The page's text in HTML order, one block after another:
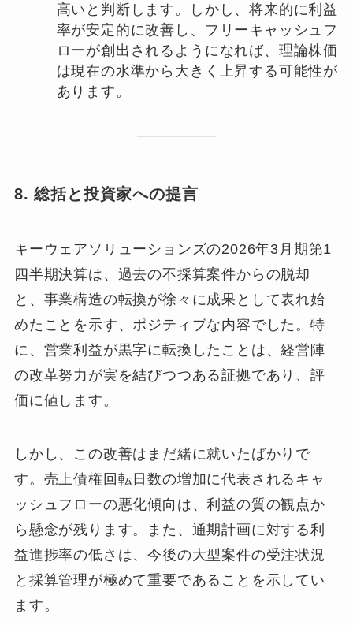
高いと判断します。しかし、将来的に利益
率が安定的に改善し、フリーキャッシュフ
ローが創出されるようになれば、理論株価
は現在の水準から大きく上昇する可能性が
あります。
8. 総括と投資家への提言
キーウェアソリューションズの2026年3月期第1
四半期決算は、過去の不採算案件からの脱却
と、事業構造の転換が徐々に成果として表れ始
めたことを示す、ポジティブな内容でした。特
に、営業利益が黒字に転換したことは、経営陣
の改革努力が実を結びつつある証拠であり、評
価に値します。
しかし、この改善はまだ緒に就いたばかりで
す。売上債権回転日数の増加に代表されるキャ
ッシュフローの悪化傾向は、利益の質の観点か
ら懸念が残ります。また、通期計画に対する利
益進捗率の低さは、今後の大型案件の受注状況
と採算管理が極めて重要であることを示してい
ます。